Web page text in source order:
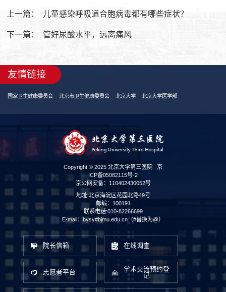
第 2 页
上一篇： 儿童感染呼吸道合胞病毒都有哪些症状？
下一篇： 管好尿酸水平，远离痛风
友情链接
国家卫生健康委员会 北京市卫生健康委员会 北京大学 北京大学医学部
Copyright © 2025 北京大学第三医院 京
ICP备05082115号-2
京公网安备：110402430052号
地址:北京海淀区花园北路49号
邮编：100191
联系电话:010-82266699
E-mail：bysy#bjmu.edu.cn（#替换为@）
院长信箱 在线调查
志愿者平台
学术交流预约登
记